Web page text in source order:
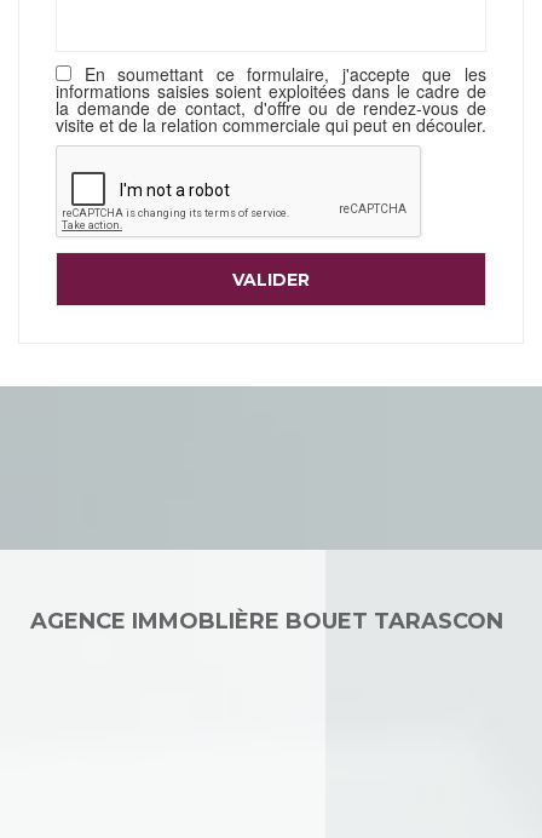
En soumettant ce formulaire, j'accepte que les
informations saisies soient exploitées dans le cadre de
la demande de contact, d'offre ou de rendez-vous de
visite et de la relation commerciale qui peut en découler.
AGENCE IMMOBLIÈRE BOUET TARASCON